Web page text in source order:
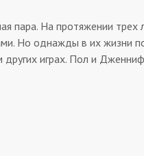
пара. На протяжении трех
Но однажды в их жизни
играх. Пол и